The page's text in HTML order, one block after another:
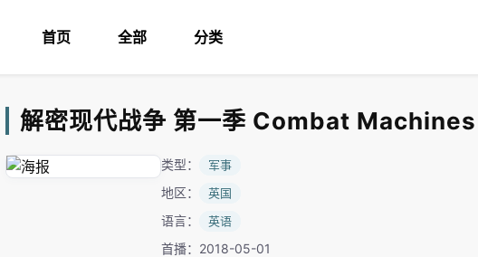
首页 全部 分类
解密现代战争 第一季 Combat
类型： 军事
地区： 英国
语言： 英语
首播：2018-05-01